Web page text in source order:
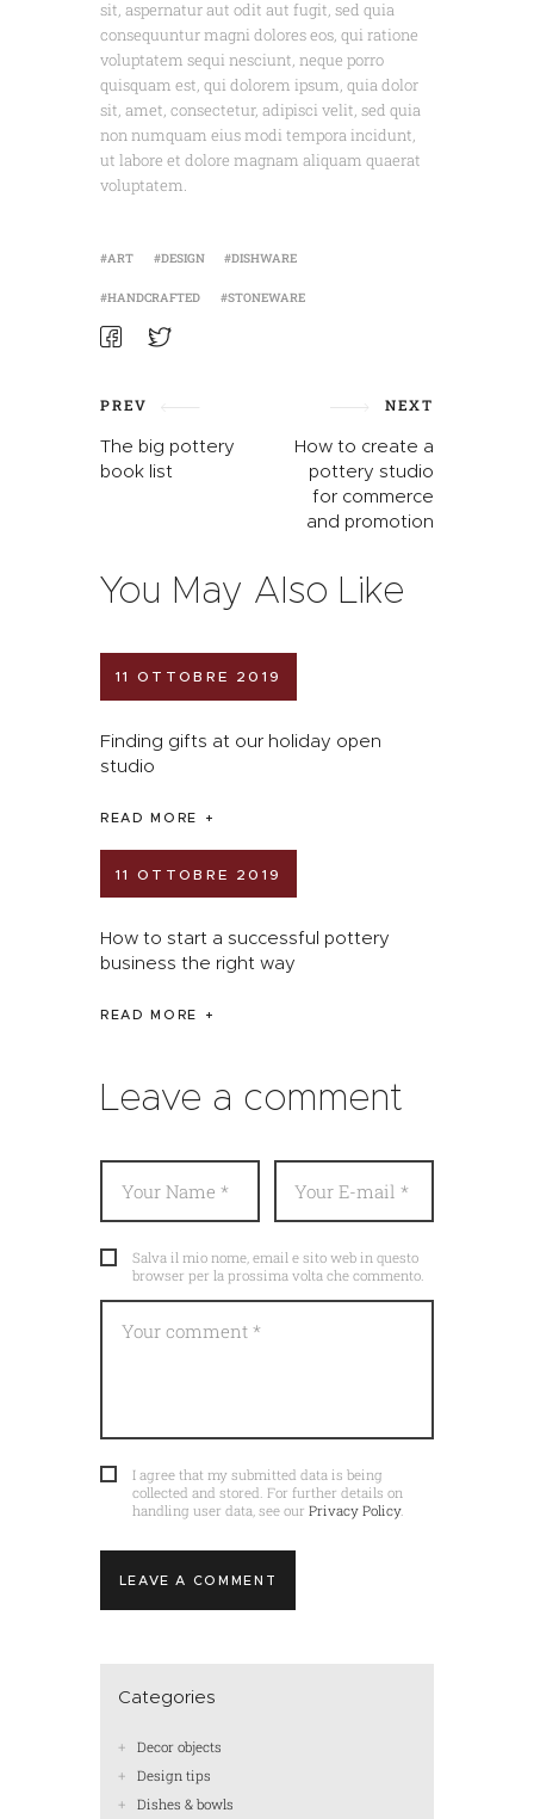
sit, aspernatur aut odit aut fugit, sed quia
consequuntur magni dolores eos, qui ratione
voluptatem sequi nesciunt, neque porro
quisquam est, qui dolorem ipsum, quia dolor
sit, amet, consectetur, adipisci velit, sed quia
non numquam eius modi tempora incidunt,
ut labore et dolore magnam aliquam quaerat
voluptatem.
ART DESIGN DISHWARE
HANDCRAFTED STONEWARE
PREV
The big pottery
book list
NEXT
How to create a
pottery studio
for commerce
and promotion
Leave a comment
Salva il mio nome, email e sito web in questo
browser per la prossima volta che commento.
I agree that my submitted data is being
collected and stored. For further details on
handling user data, see ourPrivacy Policy.
You May Also Like
11 OTTOBRE 2019
Finding gifts at our holiday open
studio
READ MORE
11 OTTOBRE 2019
How to start a successful pottery
business the right way
READ MORE
Categories
Decor objects
Design tips
Dishes & bowls